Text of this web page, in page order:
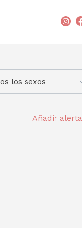
los sexos
Añadir alerta